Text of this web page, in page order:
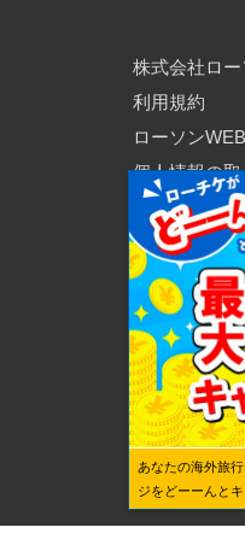
株式会社ロ
利用規約
ローソン
個人情報の
個人情報保
あなたの海外旅
ジをどーーんと